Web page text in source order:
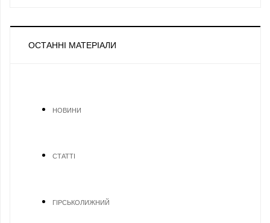
ОСТАННІ МАТЕРІАЛИ
НОВИНИ
СТАТТІ
ГІРСЬКОЛИЖНИЙ